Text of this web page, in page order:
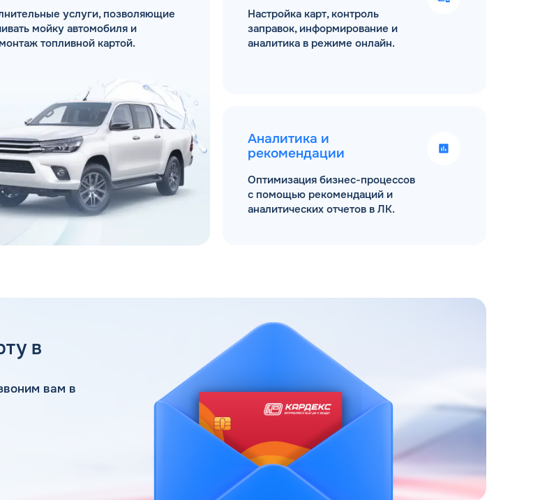
услуги, позволяющие
мойку автомобиля и
топливной картой.
Настройка карт, контроль
заправок, информирование и
аналитика в режиме онлайн.
Аналитика и
рекомендации
Оптимизация бизнес-процессов
с помощью рекомендаций и
аналитических отчетов в ЛК.
в
вам в
ЛИЦ И ИП
ЗАКАЗАТЬ
ОБРАТНЫЙ ЗВОНОК
Имя*
рабочее время: пн-пт с 9:00 до 18:00 по МСК